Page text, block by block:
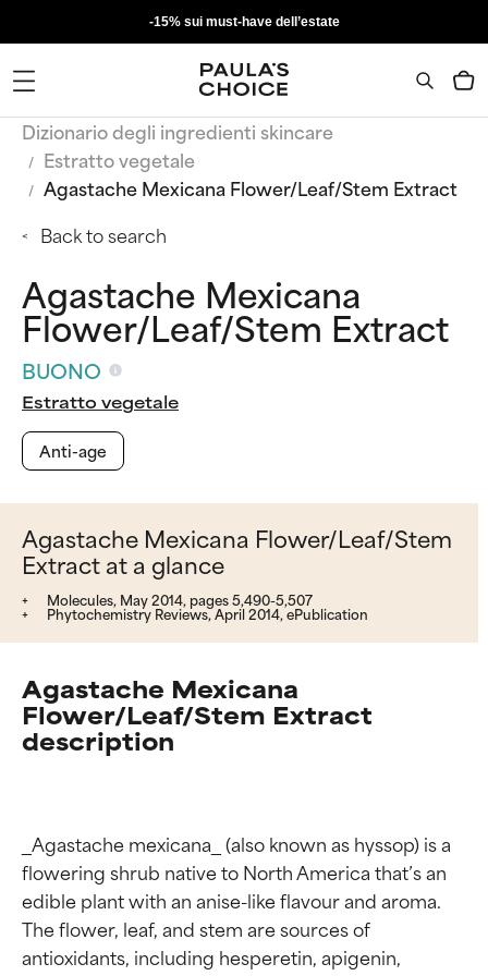
-15% sui must-have dell’estate
Dizionario degli ingredienti skincare
Estratto vegetale
Agastache Mexicana Flower/Leaf/Stem Extract
Back to search
Agastache Mexicana
Flower/Leaf/Stem Extract
BUONO
Estratto vegetale
Anti-age
Agastache Mexicana Flower/Leaf/Stem
Extract at a glance
Molecules, May 2014, pages 5,490-5,507
Phytochemistry Reviews, April 2014, ePublication
Agastache Mexicana
Flower/Leaf/Stem Extract
description
_Agastache mexicana_ (also known as hyssop) is a
flowering shrub native to North America that’s an
edible plant with an anise-like flavour and aroma.
The flower, leaf, and stem are sources of
antioxidants, including hesperetin, apigenin,